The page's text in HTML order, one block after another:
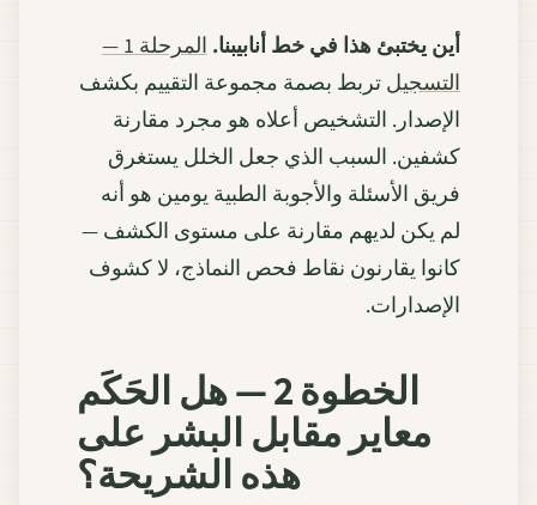
أين يختبئ هذا في خط أنابيبنا.
المرحلة 1 —
التسجيل تربط بصمة مجموعة التقييم بكشف
الإصدار. التشخيص أعلاه هو مجرد مقارنة
كشفين. السبب الذي جعل الخلل يستغرق
فريق الأسئلة والأجوبة الطبية يومين هو أنه
لم يكن لديهم مقارنة على مستوى الكشف —
كانوا يقارنون نقاط فحص النماذج، لا كشوف
الإصدارات.
الخطوة 2 — هل الحَكَم
معاير مقابل البشر على
هذه الشريحة؟